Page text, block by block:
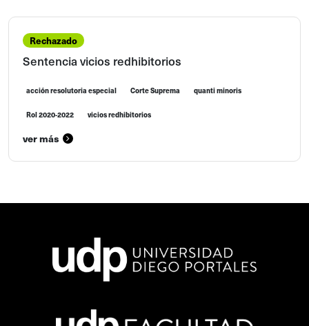
Rechazado
Sentencia vicios redhibitorios
acción resolutoria especial Corte Suprema quanti minoris
Rol 2020-2022 vicios redhibitorios
ver más